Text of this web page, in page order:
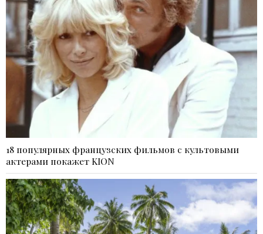
18 популярных французских фильмов с культовыми
актерами покажет KION